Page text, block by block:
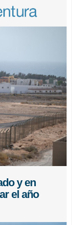
y en
el año